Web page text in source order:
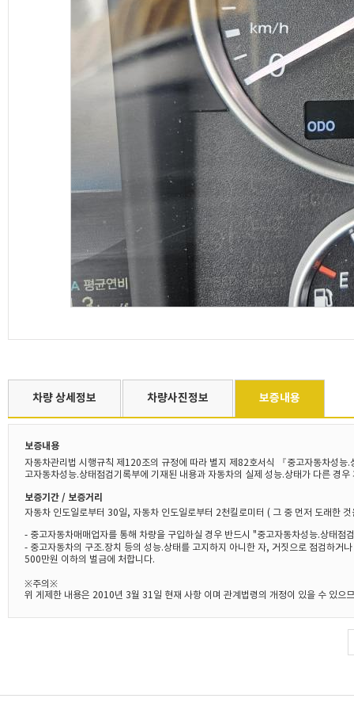
차량 상세정보 차량사진정보 보증내용
보증내용
자동차관리법 시행규칙 제120조의 규정에 따라 별지 제82호서식 『중고자동차성
고자동차성능.상태점검기록부에 기재된 내용과 자동차의 실제 성능.상태가 다른 경
보증기간 / 보증거리
자동차 인도일로부터 30일, 자동차 인도일로부터 2천킬로미터 ( 그 중 먼저 도래한
- 중고자동차매매업자를 통해 차량을 구입하실 경우 반드시 "중고자동차성능.상태
- 중고자동차의 구조.장치 등의 성능.상태를 고지하지 아니한 자, 거짓으로 점검하
500만원 이하의 벌금에 처합니다.
※주의※
위 게제한 내용은 2010년 3월 31일 현재 사항 이며 관계법령의 개정이 있을 수 있으